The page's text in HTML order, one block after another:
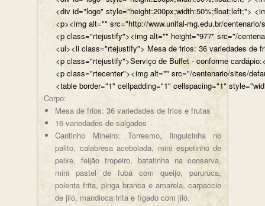
<div id="logo" style="height:200px;width:50%;float:left;">
<p><img alt="" src="http://www.unifal-mg.edu.br/
<p class="rtejustify"><img alt="" height="977" src="/
<ul><li class="rtejustify"> Mesa de frios: 36 variedades de
<p class="rtejustify">Serviço de Buffet - conforme
<p class="rtecenter"><img alt="" src="/centenario/sites/
<table border="1" cellpadding="1" cellspacing="1"
Corpo:
Mesa de frios: 36 variedades de frios e frutas
16 variedades de salgados
Cantinho Mineiro: Torresmo, linguicinha no
palito, calabresa acebolada, mini espetinho de
peixe, feijão tropeiro, batatinha na conserva,
mini pastel de fubá com queijo, pururuca,
polenta frita, pinga branca e amarela, carpaccio
de jiló, mandioca frita e fígado com jiló.